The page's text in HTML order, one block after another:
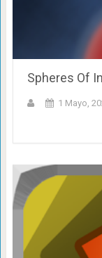
Spheres Of
1 Mayo,